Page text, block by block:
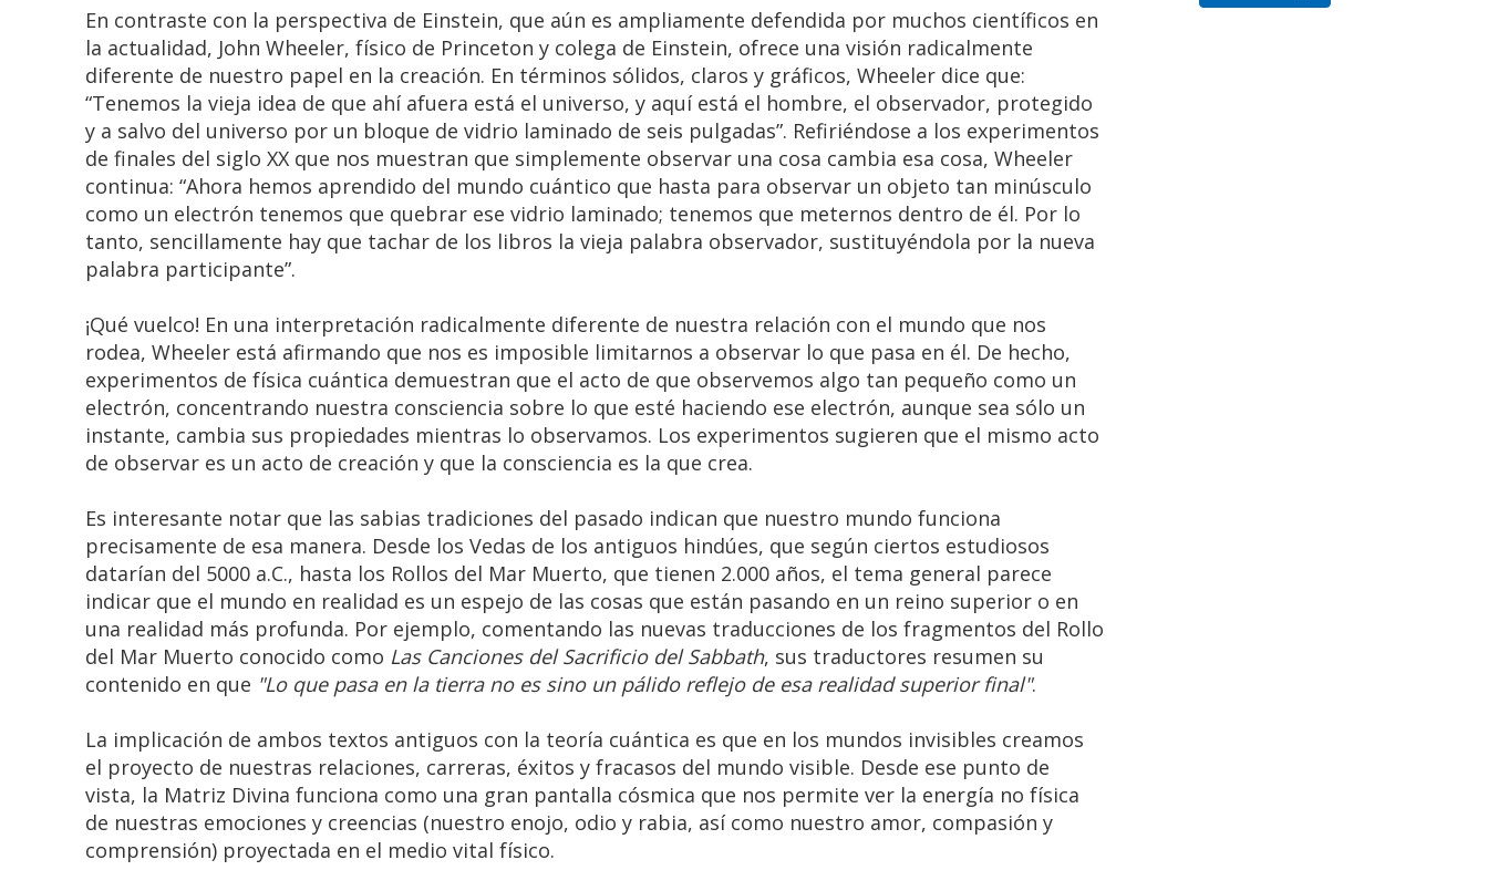
En contraste con la perspectiva de Einstein, que aún es ampliamente defendida por muchos científicos en
la actualidad, John Wheeler, físico de Princeton y colega de Einstein, ofrece una visión radicalmente
diferente de nuestro papel en la creación. En términos sólidos, claros y gráficos, Wheeler dice que:
“Tenemos la vieja idea de que ahí afuera está el universo, y aquí está el hombre, el observador, protegido
y a salvo del universo por un bloque de vidrio laminado de seis pulgadas”. Refiriéndose a los experimentos
de finales del siglo XX que nos muestran que simplemente observar una cosa cambia esa cosa, Wheeler
continua: “Ahora hemos aprendido del mundo cuántico que hasta para observar un objeto tan minúsculo
como un electrón tenemos que quebrar ese vidrio laminado; tenemos que meternos dentro de él. Por lo
tanto, sencillamente hay que tachar de los libros la vieja palabra observador, sustituyéndola por la nueva
palabra participante”.
¡Qué vuelco! En una interpretación radicalmente diferente de nuestra relación con el mundo que nos
rodea, Wheeler está afirmando que nos es imposible limitarnos a observar lo que pasa en él. De hecho,
experimentos de física cuántica demuestran que el acto de que observemos algo tan pequeño como un
electrón, concentrando nuestra consciencia sobre lo que esté haciendo ese electrón, aunque sea sólo un
instante, cambia sus propiedades mientras lo observamos. Los experimentos sugieren que el mismo acto
de observar es un acto de creación y que la consciencia es la que crea.
Es interesante notar que las sabias tradiciones del pasado indican que nuestro mundo funciona
precisamente de esa manera. Desde los Vedas de los antiguos hindúes, que según ciertos estudiosos
datarían del 5000 a.C., hasta los Rollos del Mar Muerto, que tienen 2.000 años, el tema general parece
indicar que el mundo en realidad es un espejo de las cosas que están pasando en un reino superior o en
una realidad más profunda. Por ejemplo, comentando las nuevas traducciones de los fragmentos del Rollo
del Mar Muerto conocido como Las Canciones del Sacrificio del Sabbath, sus traductores resumen su
contenido en que "Lo que pasa en la tierra no es sino un pálido reflejo de esa realidad superior final".
La implicación de ambos textos antiguos con la teoría cuántica es que en los mundos invisibles creamos
el proyecto de nuestras relaciones, carreras, éxitos y fracasos del mundo visible. Desde ese punto de
vista, la Matriz Divina funciona como una gran pantalla cósmica que nos permite ver la energía no física
de nuestras emociones y creencias (nuestro enojo, odio y rabia, así como nuestro amor, compasión y
comprensión) proyectada en el medio vital físico.